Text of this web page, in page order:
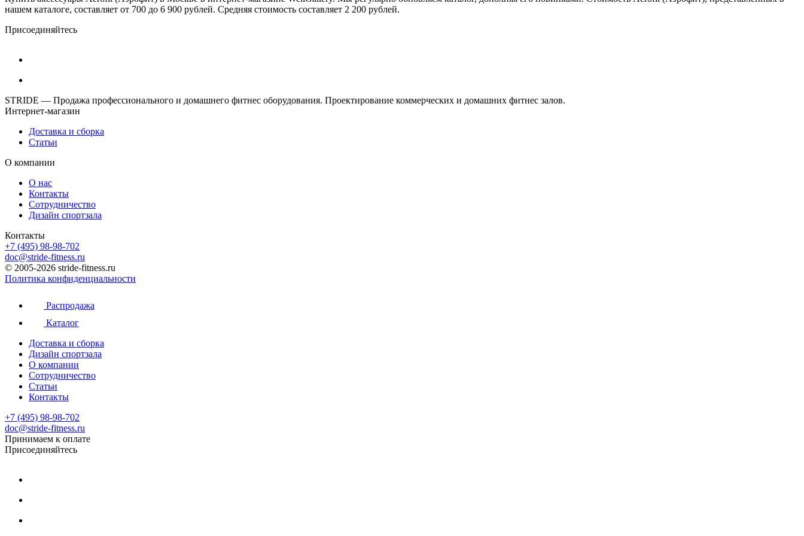
нашем каталоге, составляет от 700 до 6 900 рублей. Средняя стоимость составляет 2 200 рублей.
Присоединяйтесь
STRIDE — Продажа профессионального и домашнего фитнес оборудования. Проектирование коммерческих и домашних фитнес залов.
Интернет-магазин
Доставка и сборка
Статьи
О компании
О нас
Контакты
Сотрудничество
Дизайн спортзала
Контакты
+7 (495) 98-98-702
doc@stride-fitness.ru
© 2005-2026 stride-fitness.ru
Политика конфиденциальности
Распродажа
Каталог
Доставка и сборка
Дизайн спортзала
О компании
Сотрудничество
Статьи
Контакты
+7 (495) 98-98-702
doc@stride-fitness.ru
Принимаем к оплате
Присоединяйтесь